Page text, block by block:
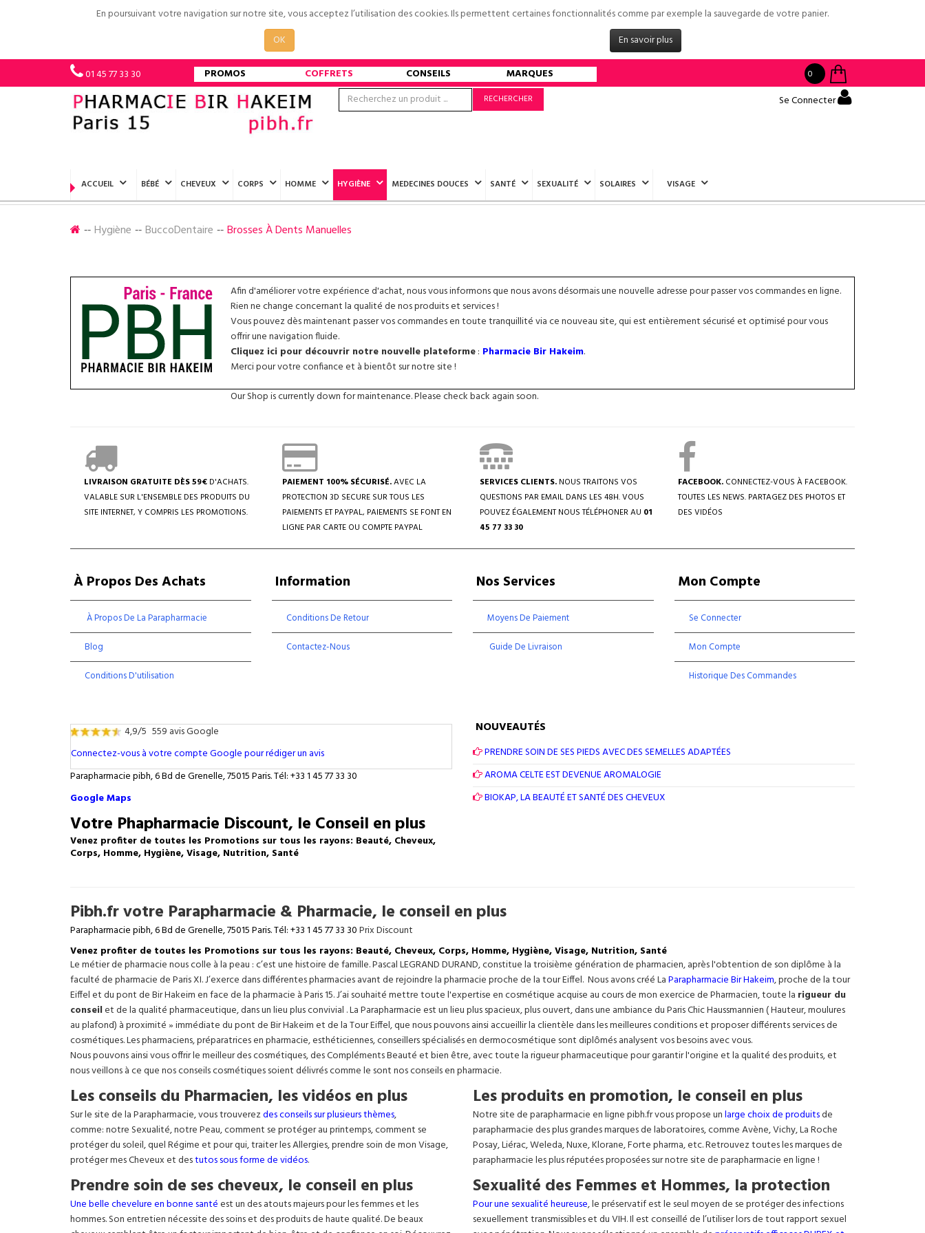
En poursuivant votre navigation sur notre site, vous acceptez l’utilisation des cookies. Ils permettent certaines fonctionnalités comme par exemple la sauvegarde de votre panier.
OK
En savoir plus
01 45 77 33 30 PROMOS COFFRETS CONSEILS MARQUES
0
RECHERCHER
Se Connecter
ACCUEIL BÉBÉ CHEVEUX CORPS HOMME HYGIÈNE MEDECINES DOUCES SANTÉ SEXUALITÉ SOLAIRES VISAGE
Hygiène BuccoDentaire Brosses À Dents Manuelles
Afin d'améliorer votre expérience d'achat, nous vous informons que nous avons désormais une nouvelle adresse pour passer vos commandes en ligne.
Rien ne change concernant la qualité de nos produits et services !
Vous pouvez dès maintenant passer vos commandes en toute tranquillité via ce nouveau site, qui est entièrement sécurisé et optimisé pour vous
offrir une navigation fluide.
Cliquez ici pour découvrir notre nouvelle plateforme: Pharmacie Bir Hakeim.
Merci pour votre confiance et à bientôt sur notre site !
Our Shop is currently down for maintenance. Please check back again soon.
LIVRAISON GRATUITE DÈS 59€ D'ACHATS.
VALABLE SUR L'ENSEMBLE DES PRODUITS DU
SITE INTERNET, Y COMPRIS LES PROMOTIONS.
PAIEMENT 100% SÉCURISÉ.AVEC LA
PROTECTION 3D SECURE SUR TOUS LES
PAIEMENTS ET PAYPAL, PAIEMENTS SE FONT EN
LIGNE PAR CARTE OU COMPTE PAYPAL
SERVICES CLIENTS. NOUS TRAITONS VOS
QUESTIONS PAR EMAIL DANS LES 48H. VOUS
POUVEZ ÉGALEMENT NOUS TÉLÉPHONER AU 01
45 77 33 30
FACEBOOK.CONNECTEZ-VOUS À FACEBOOK.
TOUTES LES NEWS. PARTAGEZ DES PHOTOS ET
DES VIDÉOS
À Propos Des Achats
À Propos De La Parapharmacie
Blog
Conditions D'utilisation
Information
Conditions De Retour
Contactez-Nous
Nos Services
Moyens De Paiement
Guide De Livraison
Mon Compte
Se Connecter
Mon Compte
Historique Des Commandes
4,9/5 559 avis Google
Connectez-vous à votre compte Google pour rédiger un avis
Parapharmacie pibh, 6 Bd de Grenelle, 75015 Paris. Tél: +33 1 45 77 33 30
Google Maps
Votre Phapharmacie Discount, le Conseil en plus
Venez profiter de toutes les Promotions sur tous les rayons: Beauté, Cheveux,
Corps, Homme, Hygiène, Visage, Nutrition, Santé
NOUVEAUTÉS
PRENDRE SOIN DE SES PIEDS AVEC DES SEMELLES ADAPTÉES
AROMA CELTE EST DEVENUE AROMALOGIE
BIOKAP, LA BEAUTÉ ET SANTÉ DES CHEVEUX
Pibh.fr votre Parapharmacie & Pharmacie, le conseil en plus
Parapharmacie pibh, 6 Bd de Grenelle, 75015 Paris. Tél: +33 1 45 77 33 30Prix Discount
Venez profiter de toutes les Promotions sur tous les rayons: Beauté, Cheveux, Corps, Homme, Hygiène, Visage, Nutrition, Santé
Le métier de pharmacie nous colle à la peau : c’est une histoire de famille. Pascal LEGRAND DURAND, constitue la troisième génération de pharmacien, après l'obtention de son diplôme à la
faculté de pharmacie de Paris XI. J’exerce dans différentes pharmacies avant de rejoindre la pharmacie proche de la tour Eiffel. Nous avons créé LaParapharmacie Bir Hakeim, proche de la tour
Eiffelet du pont de Bir Hakeim en face de la pharmacie à Paris 15. J’ai souhaité mettre toute l'expertise en cosmétique acquise au cours de mon exercice de Pharmacien, toute la rigueur du
conseilet de la qualité pharmaceutique, dans un lieu plus convivial . La Parapharmacie est un lieu plus spacieux, plus ouvert, dans une ambiance du Paris Chic Haussmannien ( Hauteur, moulures
au plafond) à proximité » immédiate du pont de Bir Hakeim et de la Tour Eiffel, que nous pouvons ainsi accueillir la clientèle dans les meilleures conditions et proposer différents services de
cosmétiques. Les pharmaciens, préparatrices en pharmacie, esthéticiennes, conseillers spécialisés en dermocosmétique sont diplômés analysent vos besoins avec vous.
Nous pouvons ainsi vous offrir le meilleur des cosmétiques, des Compléments Beauté et bien être, avec toute la rigueur pharmaceutique pour garantir l'origine et la qualité des produits, et
nous veillons à ce que nos conseils cosmétiques soient délivrés comme le sont nos conseils en pharmacie.
Les conseils du Pharmacien, les vidéos en plus
Sur le site de la Parapharmacie, vous trouverezdes conseils sur plusieurs thèmes,
comme: notre Sexualité, notre Peau, comment se protéger au printemps, comment se
protéger du soleil, quel Régime et pour qui, traiter les Allergies, prendre soin de mon Visage,
protéger mes Cheveux et destutos sous forme de vidéos.
Les produits en promotion, le conseil en plus
Notre site de parapharmacie en ligne pibh.fr vous propose unlarge choix de produitsde
parapharmacie des plus grandes marques de laboratoires, comme Avène, Vichy, La Roche
Posay, Liérac, Weleda, Nuxe, Klorane, Forte pharma, etc. Retrouvez toutes les marques de
parapharmacie les plus réputées proposées sur notre site de parapharmacie en ligne !
Prendre soin de ses cheveux, le conseil en plus
Une belle chevelure en bonne santéest un des atouts majeurs pour les femmes et les
hommes. Son entretien nécessite des soins et des produits de haute qualité. De beaux
Sexualité des Femmes et Hommes, la protection
Pour une sexualité heureuse, le préservatif est le seul moyen de se protéger des infections
sexuellement transmissibles et du VIH. Il est conseillé de l’utiliser lors de tout rapport sexuel